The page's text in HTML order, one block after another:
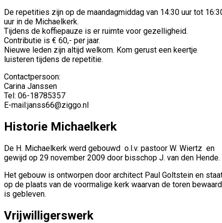
De repetities zijn op de maandagmiddag van 14:30 uur tot
uur in de Michaelkerk.
Tijdens de koffiepauze is er ruimte voor gezelligheid.
Contributie is € 60,- per jaar.
Nieuwe leden zijn altijd welkom. Kom gerust een keertje
luisteren tijdens de repetitie.
Contactpersoon:
Carina Janssen
Tel: 06-18785357
E-mail:janss66@ziggo.nl
Historie Michaelkerk
De H. Michaelkerk werd gebouwd o.l.v. pastoor W. Wiertz en
gewijd op 29 november 2009 door bisschop J. van den Hende.
Het gebouw is ontworpen door architect Paul Goltstein en
op de plaats van de voormalige kerk waarvan de toren bewaard
is gebleven.
Vrijwilligerswerk